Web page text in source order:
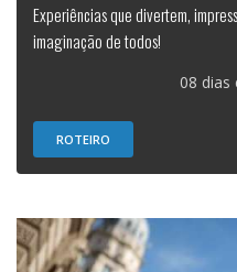
Experiências que divertem,
imaginação de todos!
08 dias
ROTEIRO